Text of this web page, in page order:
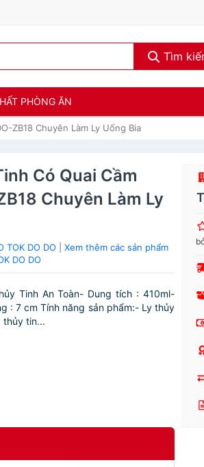
Tìm
PHÒNG ĂN
ZB18 Chuyên Làm Ly Uống Bia
Có Quai Cầm
Chuyên Làm Ly
TOK DO DO |Xem thêm các sản phẩm
DO DO
Tinh An Toàn- Dung tích : 410ml-
: 7 cm Tính năng sản phẩm:- Ly thủy
thủy tin...